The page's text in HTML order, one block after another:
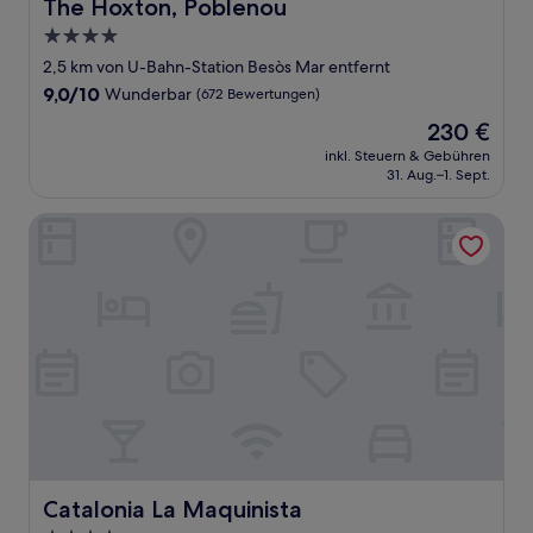
The Hoxton, Poblenou
4.0-
Sterne-
Unterkunft
2,5 km von U-Bahn-Station Besòs Mar entfernt
9.0
9,0/10 Wunderbar (672 Bewertungen)
Der
Preis
beträgt
230 €
inkl. Steuern & Gebühren
31. Aug.–1. Sept.
Catalonia La Maquinista
Catalonia La Maquinista